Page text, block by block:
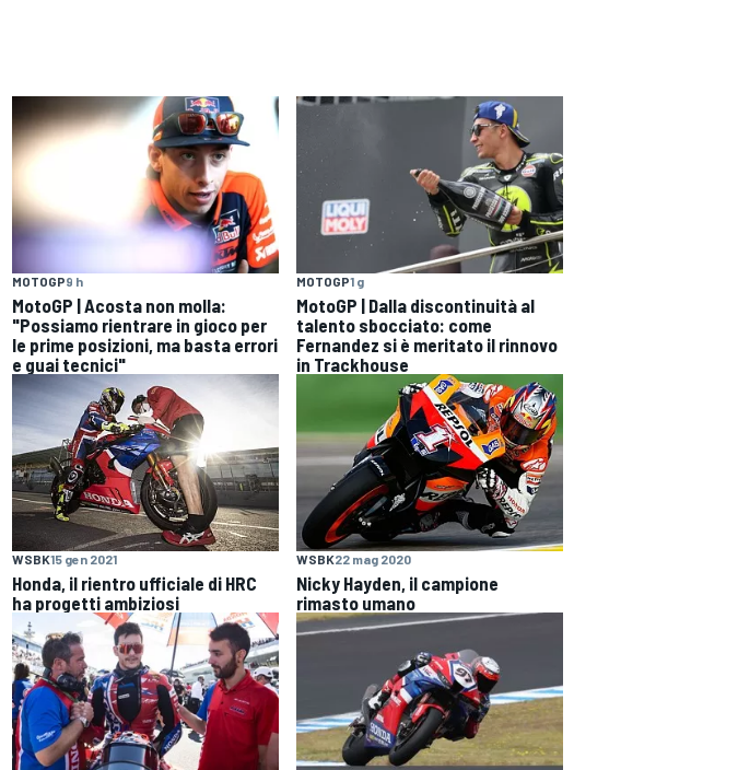
MOTOGP9 h
MotoGP | Acosta non molla:
"Possiamo rientrare in gioco per
le prime posizioni, ma basta errori
e guai tecnici"
MOTOGP1 g
MotoGP | Dalla discontinuità al
talento sbocciato: come
Fernandez si è meritato il rinnovo
in Trackhouse
WSBK15 gen 2021
Honda, il rientro ufficiale di HRC
ha progetti ambiziosi
WSBK22 mag 2020
Nicky Hayden, il campione
rimasto umano